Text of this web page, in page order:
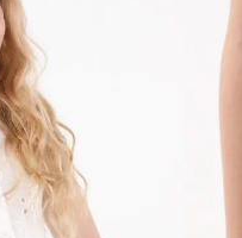
5
.
7. Chaqueta
8. Short
9. Bermuda
10. Camisetas Mujer